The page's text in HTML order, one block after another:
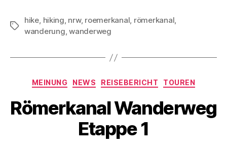
Schlagwörter
hike, hiking, nrw, roemerkanal, römerkanal,
wanderung,wanderweg
Kategorien
MEINUNG NEWS REISEBERICHT TOUREN
Römerkanal Wanderweg
Etappe 1